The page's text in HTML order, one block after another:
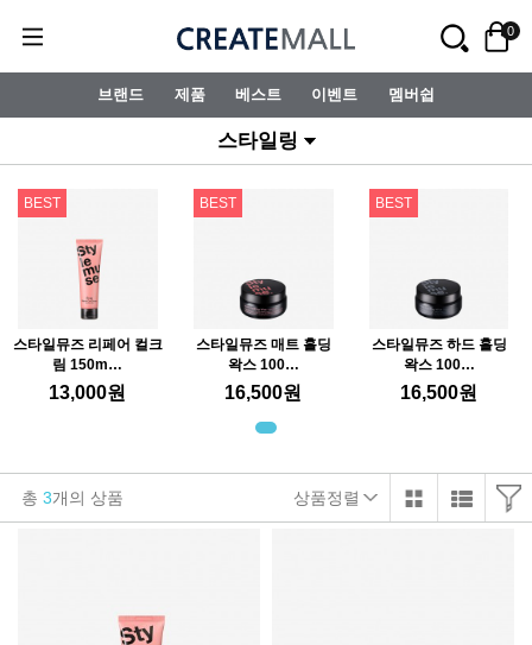
0
브랜드 제품 베스트 이벤트 멤버쉽
스타일링
BEST
스타일뮤즈 리페어 컬크
림 150m…
13,000원
BEST
스타일뮤즈 매트 홀딩
왁스 100…
16,500원
BEST
스타일뮤즈 하드 홀딩
왁스 100…
16,500원
총 3개의 상품 상품정렬